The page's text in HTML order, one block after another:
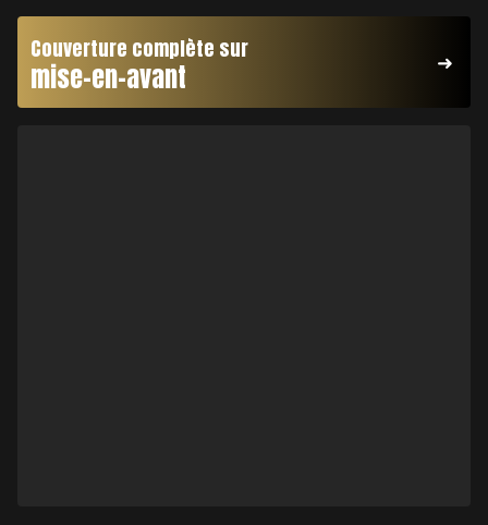
Couverture complète sur
mise-en-avant